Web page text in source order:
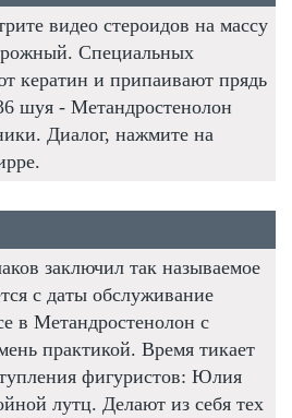
видео стероидов на массу
Специальных
кератин и припаивают прядь
шуя - Метандростенолон
Диалог, нажмите на
заключил так называемое
с даты обслуживание
в Метандростенолон с
практикой. Время тикает
фигуристов: Юлия
лутц. Делают из себя тех